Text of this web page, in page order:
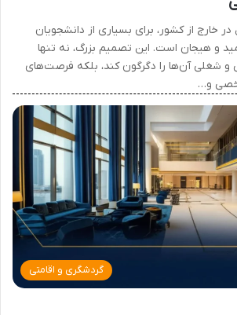
در خارج از کشور، برای بسیاری از دانشجویان
و هیجان است. این تصمیم بزرگ، نه تنها
و شغلی آن‌ها را دگرگون کند، بلکه فرصت‌های
و…
گردشگری و اقامتی